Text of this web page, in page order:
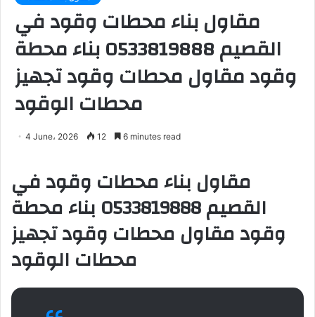
مقاول بناء محطات وقود في
القصيم 0533819888 بناء محطة
وقود مقاول محطات وقود تجهيز
محطات الوقود
4 June، 2026 12 6 minutes read
مقاول بناء محطات وقود في
القصيم 0533819888 بناء محطة
وقود مقاول محطات وقود تجهيز
محطات الوقود